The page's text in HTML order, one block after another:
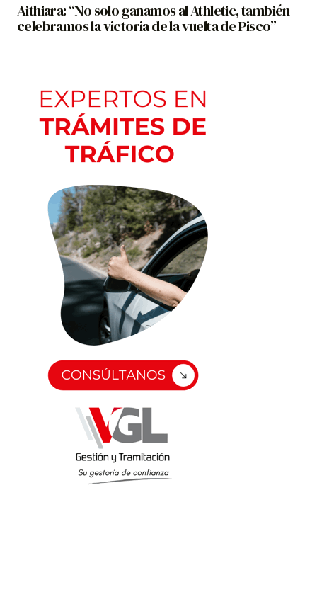
Aithiara: “No solo ganamos al Athletic, también
celebramos la victoria de la vuelta de Pisco”